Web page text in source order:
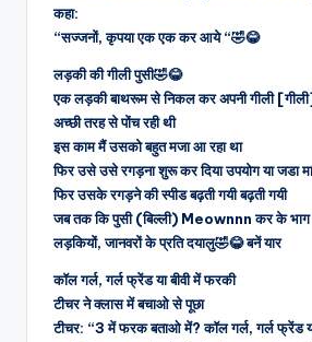
कहा:
“सज्जनों, कृपया एक एक कर आये “🤣😂
लड़की की गीली पुसी🤣😂
एक लड़की बाथरूम से निकल कर अपनी गीली [गीली]
अच्छी तरह से पोंच रही थी
इस काम मैं उसको बहुत मजा आ रहा था
फिर उसे उसे रगड़ना शुरू कर दिया उपयोग या जडा
फिर उसके रगड़ने की स्पीड बढ़ती गयी बढ़ती गयी
जब तक कि पुसी (बिल्ली) Meownnn कर के भाग
लड़कियों, जानवरों के प्रति दयालु🤣😂 बनें यार
कॉल गर्ल, गर्ल फ्रेंड या बीवी में फरकी
टीचर ने क्लास में बचाओ से पूछा
टीचर: “3 में फरक बताओ में? कॉल गर्ल, गर्ल फ्रेंड या